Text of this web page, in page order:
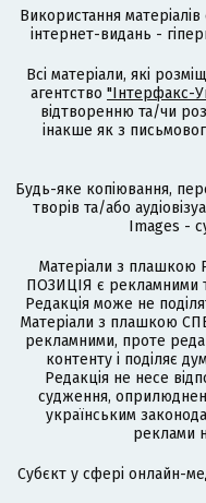
Використання
інтернет-видань -
Всі матеріали, які
агентство "Інтерфакс-
відтворенню та/чи
інакше як з
Будь-яке копіювання,
творів та/або
Images -
Матеріали з плашкою
ПОЗИЦІЯ є рекламними
Редакція може не
Матеріали з плашкою
рекламними, проте
контенту і поділяє
Редакція не несе
судження,
українським
реклами
Cубєкт у сфері онлайн-